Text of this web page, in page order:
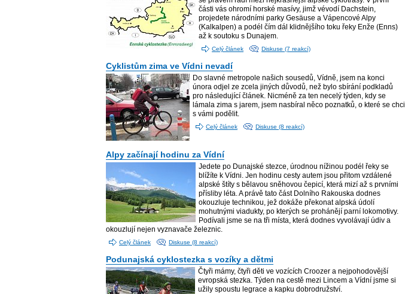
části vás ohromí horské masívy, jimž vévodí Dachstein,
projedete národními parky Gesäuse a Vápencové Alpy
(Kalkalpen) a podél čím dál klidnějšího toku řeky Enže (Enns)
až k soutoku s Dunajem.
Celý článek Diskuse (7 reakcí)
Cyklistům zima ve Vídni nevadí
Do slavné metropole našich sousedů, Vídně, jsem na konci
února odjel ze zcela jiných důvodů, než bylo sbírání podkladů
pro následující článek. Nicméně za ten necelý týden, kdy se
lámala zima s jarem, jsem nasbíral něco poznatků, o které se chci
s vámi podělit.
Celý článek Diskuse (8 reakcí)
Alpy začínají hodinu za Vídní
Jedete po Dunajské stezce, úrodnou nížinou podél řeky se
blížíte k Vídni. Jen hodinu cesty autem jsou přitom vzdálené
alpské štíty s bělavou sněhovou čepicí, která mizí až s prvními
přísliby léta. A právě tato část Dolního Rakouska dodnes
okouzluje technikou, jež dokáže překonat alpská údolí
mohutnými viadukty, po kterých se prohánějí parní lokomotivy.
Podívali jsme se na tři místa, která dodnes vyvolávají údiv a
okouzlují nejen vyznavače železnic.
Celý článek Diskuse (8 reakcí)
Podunajská cyklostezka s vozíky a dětmi
Čtyři mámy, čtyři děti ve vozících Croozer a nejpohodovější
evropská stezka. Týden na cestě mezi Lincem a Vídní jsme si
užily spoustu legrace a kapku dobrodružství.